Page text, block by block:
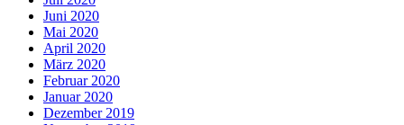
Juni 2020
Mai 2020
April 2020
März 2020
Februar 2020
Januar 2020
Dezember 2019